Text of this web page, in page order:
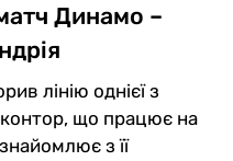
Динамо –
лінію однієї з
що працює на
з її